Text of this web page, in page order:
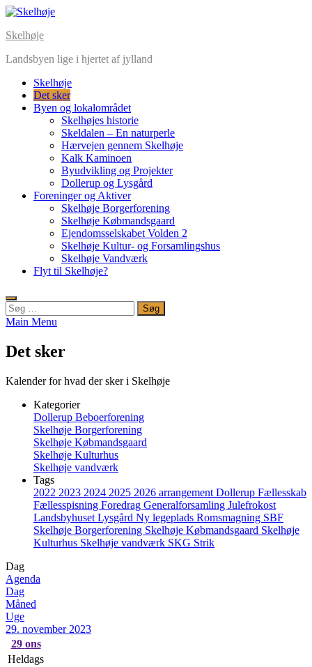
Skelhøje
Landsbyen lige i hjertet af jylland
Skelhøje
Det sker
Byen og lokalområdet
Skelhøjes historie
Skeldalen – En naturperle
Hærvejen gennem Skelhøje
Kalk Kaminoen
Byudvikling og Projekter
Dollerup og Lysgård
Foreninger og Aktiver
Skelhøje Borgerforening
Skelhøje Købmandsgaard
Ejendomsselskabet Volden 2
Skelhøje Kultur- og Forsamlingshus
Skelhøje Vandværk
Flyt til Skelhøje?
Main Menu
Det sker
Kalender for hvad der sker i Skelhøje
Kategorier
Dollerup Beboerforening
Skelhøje Borgerforening
Skelhøje Købmandsgaard
Skelhøje Kulturhus
Skelhøje vandværk
Tags
2022 2023 2024 2025 2026 arrangement Dollerup Fællesskab
Fællesspisning Foredrag Generalforsamling Julefrokost
Landsbyhuset Lysgård Ny legeplads Romsmagning SBF
Skelhøje Borgerforening Skelhøje Købmandsgaard Skelhøje
Kulturhus Skelhøje vandværk SKG Strik
Dag
Agenda
Dag
Måned
Uge
29. november 2023
29 ons
Heldags